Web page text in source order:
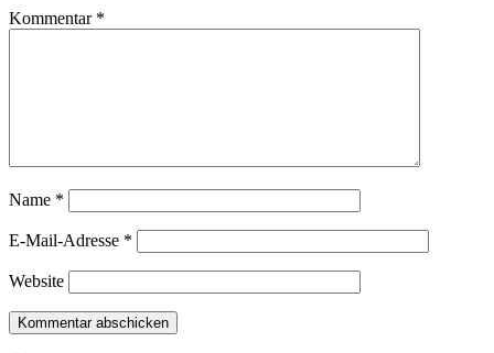
Kommentar *
Name *
E-Mail-Adresse *
Website